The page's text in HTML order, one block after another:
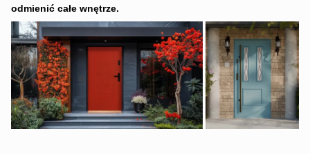
odmienić całe wnętrze.